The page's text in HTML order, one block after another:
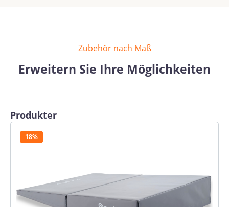
Zubehör nach Maß
Erweitern Sie Ihre Möglichkeiten
Produktgalerie überspringen
Produkter
18%